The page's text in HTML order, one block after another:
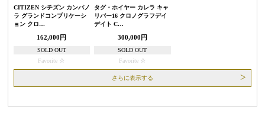
CITIZEN シチズン カンパノ
ラ グランドコンプリケーシ
ョン クロ…
162,000円
SOLD OUT
Favorite
タグ・ホイヤー カレラ キャ
リバー16 クロノグラフデイ
デイト C…
300,000円
SOLD OUT
Favorite
さらに表示する